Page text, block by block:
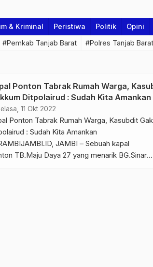
& Kriminal Peristiwa Politik Opini
#Pemkab Tanjab Barat #Polres Tanjab Barat
Ponton Tabrak Rumah Warga,
Ditpolairud : Sudah Kita Amankan
11 Okt 2022
Ponton Tabrak Rumah Warga, Kasubdit
: Sudah Kita Amankan
JAMBI – Sebuah kapal
TB.Maju Daya 27 yang menarik BG.Sinar